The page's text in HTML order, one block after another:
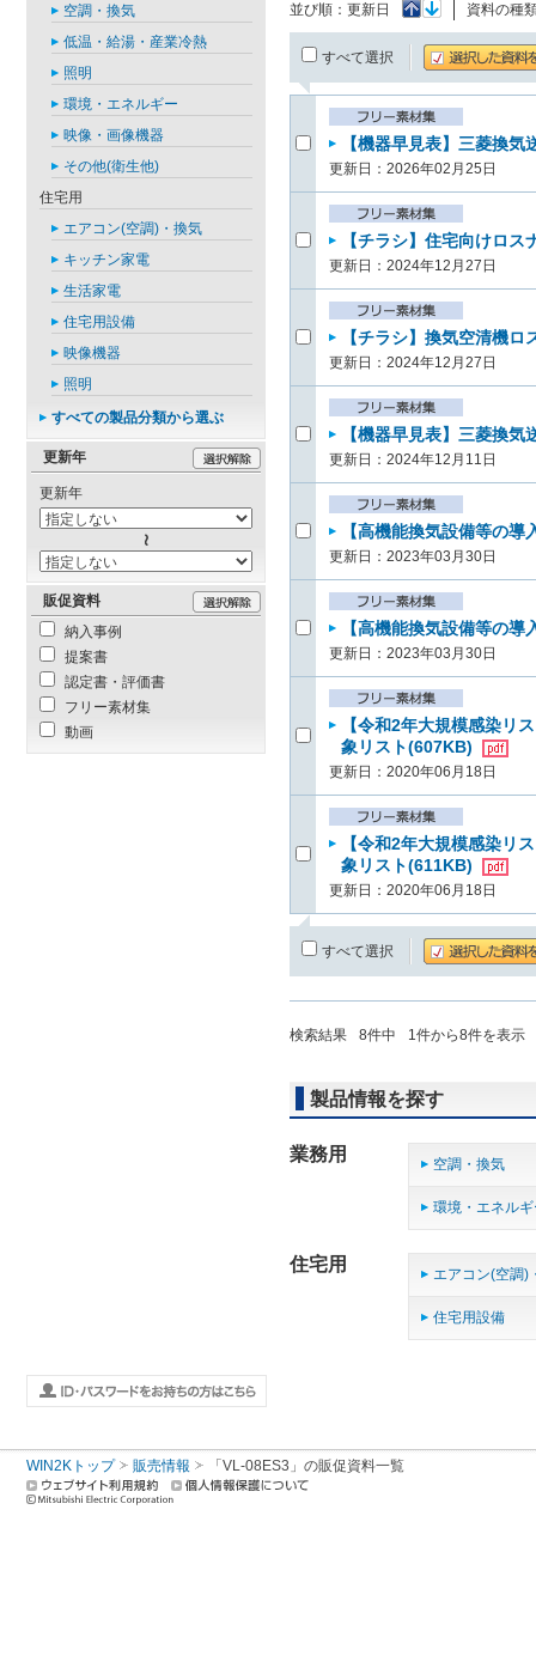
並び順： 更新日 資料の種
すべて選択
【機器早見表】三菱換
更新日：2026年02月25日
【チラシ】住宅向けロ
更新日：2024年12月27日
【チラシ】換気空清機
更新日：2024年12月27日
【機器早見表】三菱換
更新日：2024年12月11日
【高機能換気設備等の
更新日：2023年03月30日
【高機能換気設備等の
更新日：2023年03月30日
【令和2年大規模感染リ
象リスト(607KB)
更新日：2020年06月18日
【令和2年大規模感染リ
象リスト(611KB)
更新日：2020年06月18日
すべて選択
検索結果 8件中 1件から8件を表示
製品情報を探す
業務用 空調・換気
環境・エネル
住宅用 エアコン(空調)
住宅用設備
空調・換気
低温・給湯・産業冷熱
照明
環境・エネルギー
映像・画像機器
その他(衛生他)
住宅用
エアコン(空調)・換気
キッチン家電
生活家電
住宅用設備
映像機器
照明
すべての製品分類から選ぶ
更新年
更新年
販促資料
納入事例
提案書
認定書・評価書
フリー素材集
動画
WIN2Kトップ 販売情報 「VL-08ES3」の販促資料一覧